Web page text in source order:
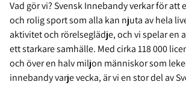
Vad gör vi? Svensk Innebandy verkar för att
och rolig sport som alla kan njuta av hela
aktivitet och rörelseglädje, och vi spelar en
ett starkare samhälle. Med cirka 118 000
och över en halv miljon människor som
innebandy varje vecka, är vi en stor del av